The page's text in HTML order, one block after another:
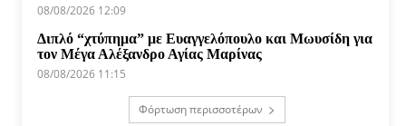
08/08/2026 12:09
Διπλό “χτύπημα” με Ευαγγελόπουλο και Μωυσίδη για
τον Μέγα Αλέξανδρο Αγίας Μαρίνας
08/08/2026 11:15
Φόρτωση περισσοτέρων